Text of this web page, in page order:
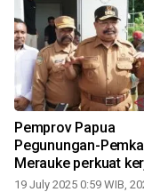
Pemprov Papua
Pegunungan-
Merauke perkuat
pertanian
19 July 2025 0:59 WIB,